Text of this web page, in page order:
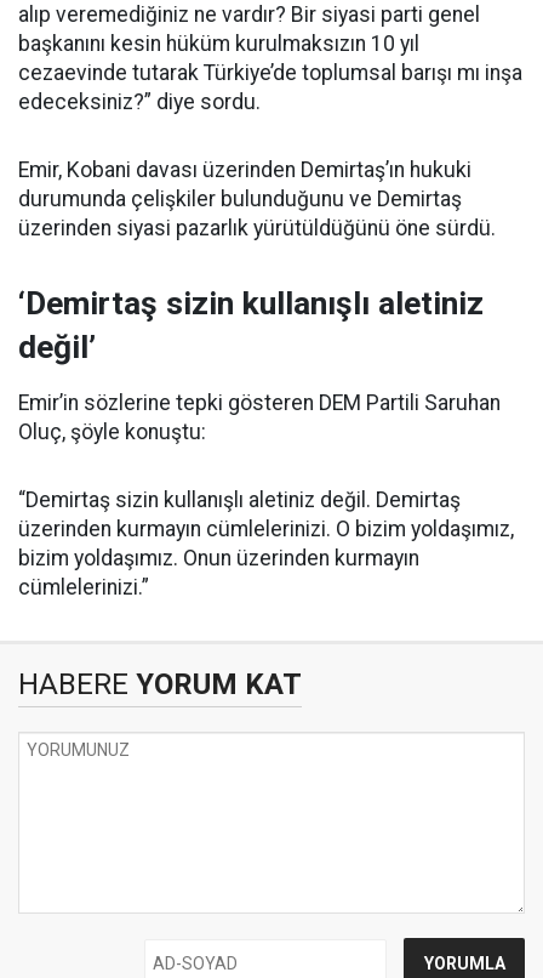
alıp veremediğiniz ne vardır? Bir siyasi parti genel
başkanını kesin hüküm kurulmaksızın 10 yıl
cezaevinde tutarak Türkiye’de toplumsal barışı mı inşa
edeceksiniz?” diye sordu.
Emir, Kobani davası üzerinden Demirtaş’ın hukuki
durumunda çelişkiler bulunduğunu ve Demirtaş
üzerinden siyasi pazarlık yürütüldüğünü öne sürdü.
‘Demirtaş sizin kullanışlı aletiniz
değil’
Emir’in sözlerine tepki gösteren DEM Partili Saruhan
Oluç, şöyle konuştu:
“Demirtaş sizin kullanışlı aletiniz değil. Demirtaş
üzerinden kurmayın cümlelerinizi. O bizim yoldaşımız,
bizim yoldaşımız. Onun üzerinden kurmayın
cümlelerinizi.”
HABERE YORUM KAT